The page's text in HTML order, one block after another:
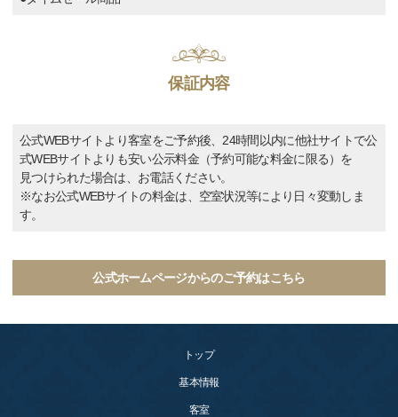
保証内容
公式WEBサイトより客室をご予約後、24時間以内に他社サイトで公
式WEBサイトよりも安い公示料金（予約可能な料金に限る）を
見つけられた場合は、お電話ください。
※なお公式WEBサイトの料金は、空室状況等により日々変動しま
す。
公式ホームページからのご予約はこちら
トップ
基本情報
客室